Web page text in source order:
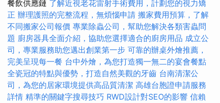
餐飲供應鏈 了解近視老花雷射手術費用，計劃您的視力矯
正 辦理護照的完整流程，無煩惱申請 搬家費用預算，了解
不同搬家公司報價 專業除蟲公司，幫助您解決各類害蟲問
題 廚房器具全面介紹，協助您選擇適合的廚房用品 成立公
司，專業服務助您邁出創業第一步 可靠的辦桌外燴推薦，
完美呈現每一餐 台中外燴，為您打造獨一無二的宴會餐點
全瓷冠的特點與優勢，打造自然美觀的牙齒 台南清潔公
司，為您的居家環境提供高品質清潔 高雄台胞證申請服務
詳情 精準的關鍵字搜尋技巧 RWD設計對SEO的影響 信賴